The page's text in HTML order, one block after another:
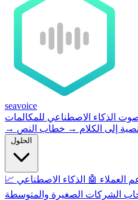
seavoice
الذكاء الاصطناعي للمكالمات
→
إلى الكلام →
📈 العملاء 🤖
الذكاء الاصطناعي
الشركات الصغيرة والمتوسطة